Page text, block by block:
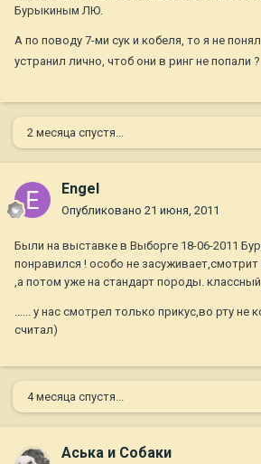
Бурыкиным ЛЮ.
А по поводу 7-ми сук и кобеля, то я не
устранил лично, чтоб они в ринг не попали ?
2 месяца спустя...
Engel
Опубликовано 21 июня, 2011
Были на выставке в Выборге 18-06-2011
понравился ! особо не
,а потом уже на стандарт породы.
...... у нас смотрел только прикус,во рту не
считал)
4 месяца спустя...
Аська и Собаки